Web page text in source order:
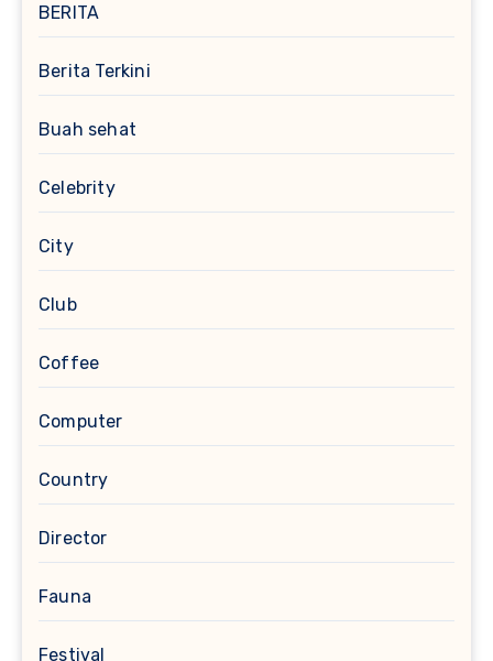
BERITA
Berita Terkini
Buah sehat
Celebrity
City
Club
Coffee
Computer
Country
Director
Fauna
Festival